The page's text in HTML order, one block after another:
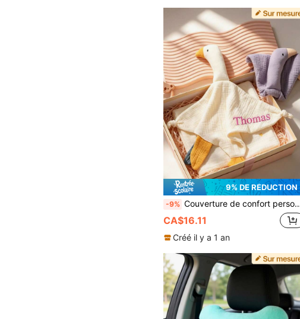
9% DE RÉDUCTION
-9% Couverture de confort personnalisable avec nom brodé en forme d'oie, couverture de confort en forme d'oie, couverture de confort animal, couverture de confort, mâchable, couverture de confort pour la dentition, oreiller de confort, couverture avec lettres personnalisées, gaze douce à double couche, respectueuse de la peau et respirante. Convient pour le premier mois, le premier anniversaire, la cérémonie de baptême. Peut être offert aux bébés garçons, aux bébés filles, aux nouvelles mamans, aux amis et à la famille des nouveau-nés, aux futures mamans. Confort à la maison et à l'extérieur
CA$16.11
Créé il y a 1 an